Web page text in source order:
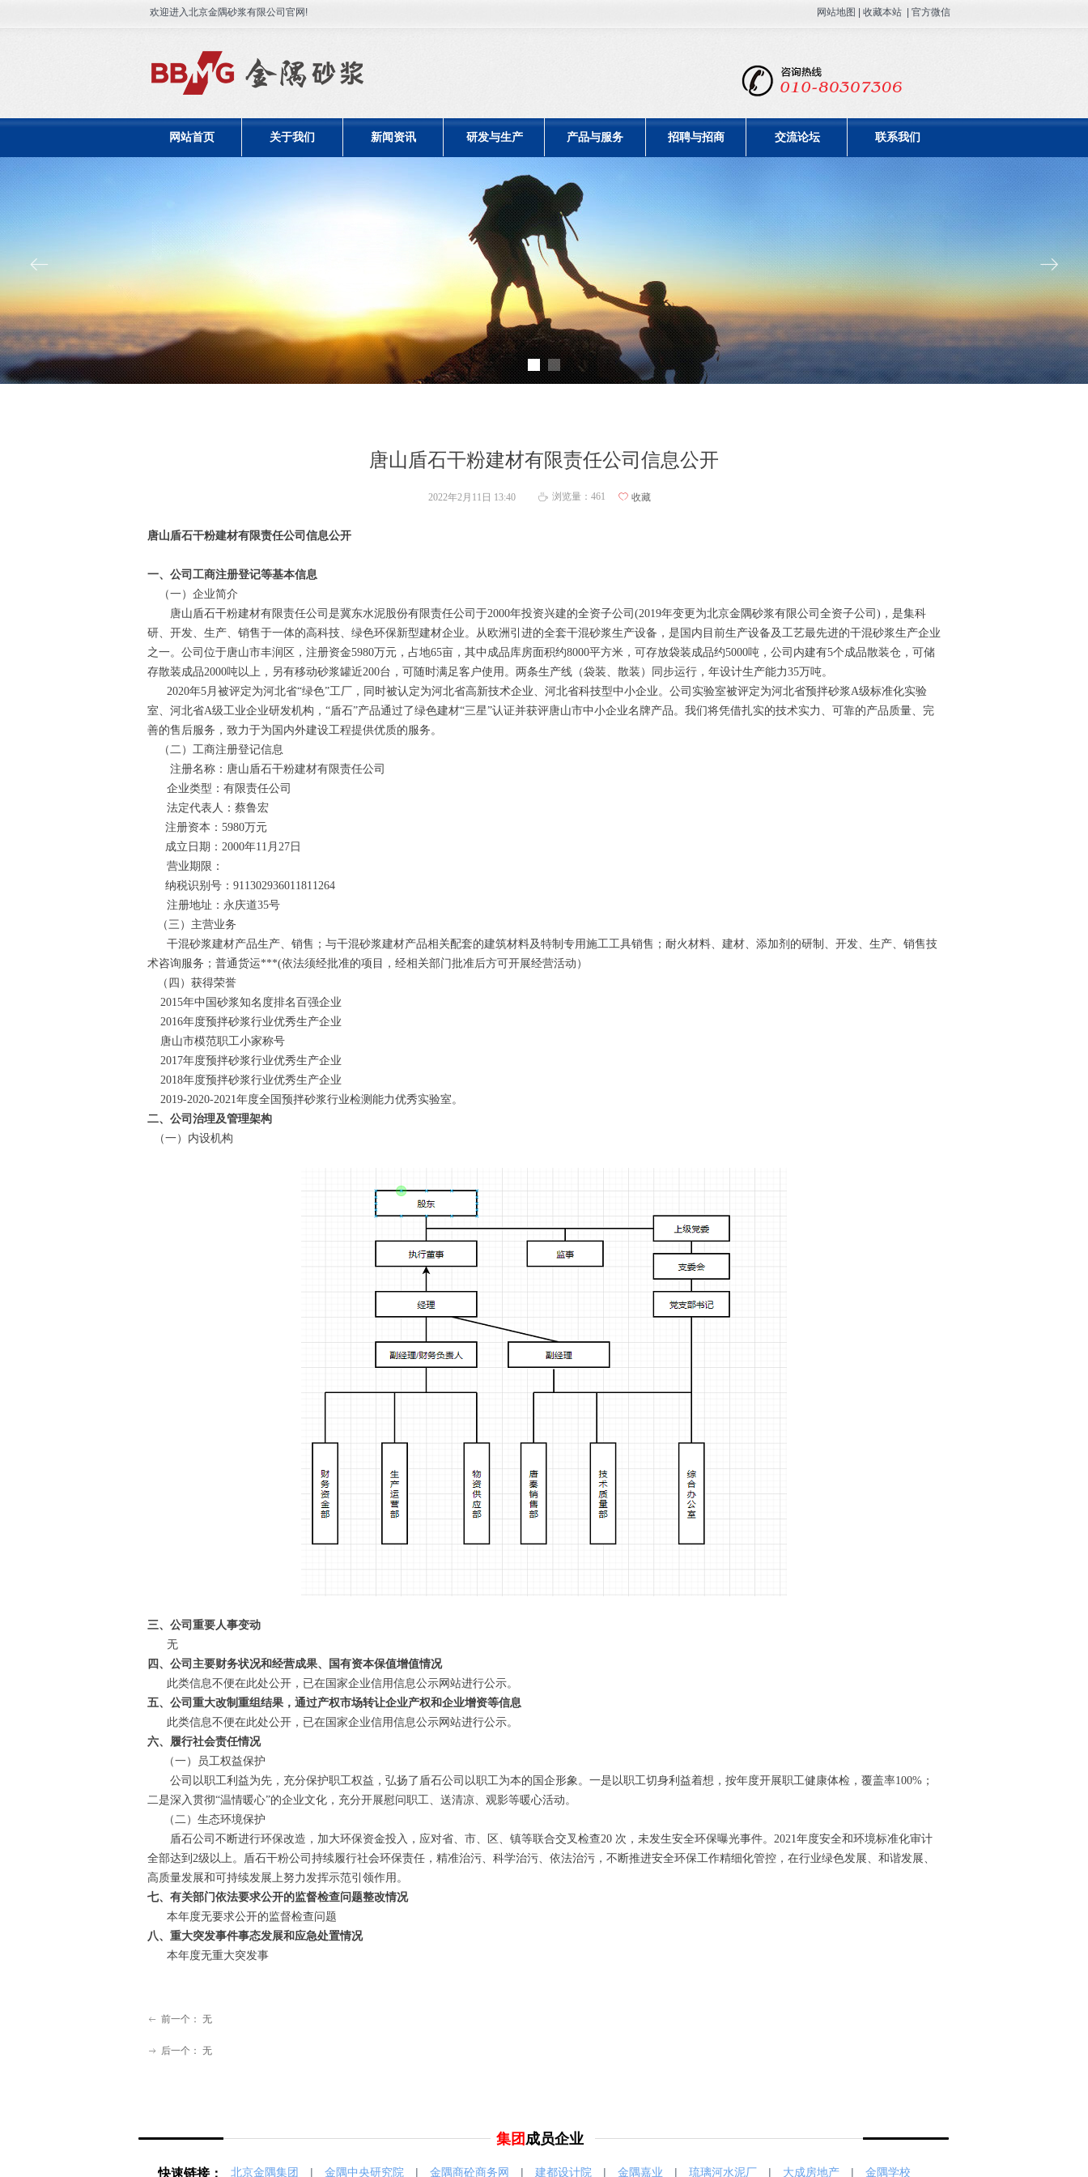
网站首页 关于我们 新闻资讯 研发与生产 产品与服务 招聘与招商 交流论坛 联系我们
ꂃ ꁹ
欢迎进入北京金隅砂浆有限公司官网! 网站地图 | 收藏本站 | 官方微信
ꂃ 前一个： 无
ꁹ 后一个： 无
唐山盾石干粉建材有限责任公司信息公开
一、公司工商注册登记等基本信息
（一）企业简介
唐山盾石干粉建材有限责任公司是冀东水泥股份有限责任公司于2000年投资兴建的全资子公司(2019年变更为北京金隅砂浆有限公司全资子公司)，是集科
研、开发、生产、销售于一体的高科技、绿色环保新型建材企业。从欧洲引进的全套干混砂浆生产设备，是国内目前生产设备及工艺最先进的干混砂浆生产企业
之一。公司位于唐山市丰润区，注册资金5980万元，占地65亩，其中成品库房面积约8000平方米，可存放袋装成品约5000吨，公司内建有5个成品散装仓，可储
存散装成品2000吨以上，另有移动砂浆罐近200台，可随时满足客户使用。两条生产线（袋装、散装）同步运行，年设计生产能力35万吨。
2020年5月被评定为河北省“绿色”工厂，同时被认定为河北省高新技术企业、河北省科技型中小企业。公司实验室被评定为河北省预拌砂浆A级标准化实验
室、河北省A级工业企业研发机构，“盾石”产品通过了绿色建材“三星”认证并获评唐山市中小企业名牌产品。我们将凭借扎实的技术实力、可靠的产品质量、完
善的售后服务，致力于为国内外建设工程提供优质的服务。
（二）工商注册登记信息
注册名称：唐山盾石干粉建材有限责任公司
企业类型：有限责任公司
法定代表人：蔡鲁宏
注册资本：5980万元
成立日期：2000年11月27日
营业期限：
纳税识别号：911302936011811264
注册地址：永庆道35号
（三）主营业务
干混砂浆建材产品生产、销售；与干混砂浆建材产品相关配套的建筑材料及特制专用施工工具销售；耐火材料、建材、添加剂的研制、开发、生产、销售技
术咨询服务；普通货运***(依法须经批准的项目，经相关部门批准后方可开展经营活动）
（四）获得荣誉
2015年中国砂浆知名度排名百强企业
2016年度预拌砂浆行业优秀生产企业
唐山市模范职工小家称号
2017年度预拌砂浆行业优秀生产企业
2018年度预拌砂浆行业优秀生产企业
2019-2020-2021年度全国预拌砂浆行业检测能力优秀实验室。
二、公司治理及管理架构
（一）内设机构
三、公司重要人事变动
无
四、公司主要财务状况和经营成果、国有资本保值增值情况
此类信息不便在此处公开，已在国家企业信用信息公示网站进行公示。
五、公司重大改制重组结果，通过产权市场转让企业产权和企业增资等信息
此类信息不便在此处公开，已在国家企业信用信息公示网站进行公示。
六、履行社会责任情况
（一）员工权益保护
公司以职工利益为先，充分保护职工权益，弘扬了盾石公司以职工为本的国企形象。一是以职工切身利益着想，按年度开展职工健康体检，覆盖率100%；
二是深入贯彻“温情暖心”的企业文化，充分开展慰问职工、送清凉、观影等暖心活动。
（二）生态环境保护
盾石公司不断进行环保改造，加大环保资金投入，应对省、市、区、镇等联合交叉检查20 次，未发生安全环保曝光事件。2021年度安全和环境标准化审计
全部达到2级以上。盾石干粉公司持续履行社会环保责任，精准治污、科学治污、依法治污，不断推进安全环保工作精细化管控，在行业绿色发展、和谐发展、
高质量发展和可持续发展上努力发挥示范引领作用。
七、有关部门依法要求公开的监督检查问题整改情况
本年度无要求公开的监督检查问题
八、重大突发事件事态发展和应急处置情况
本年度无重大突发事
唐山盾石干粉建材有限责任公司信息公开
2022年2月11日 13:40 ꄘ 浏览量： 461 ꄀ 收藏
快速链接： 北京金隅集团 | 金隅中央研究院 | 金隅商砼商务网 | 建都设计院 | 金隅嘉业 | 琉璃河水泥厂| 大成房地产| 金隅学校
集团成员企业